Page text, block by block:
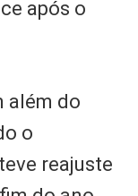
após o
além do
o
reajuste